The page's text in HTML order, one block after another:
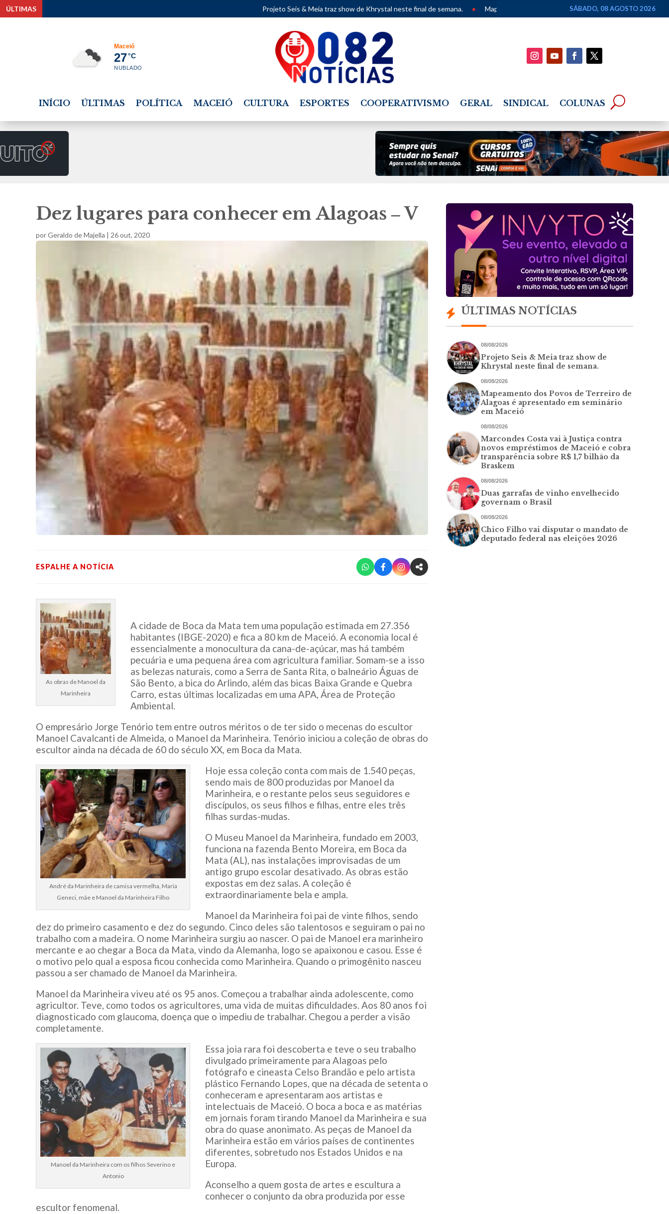
ÚLTIMAS Projeto Seis & Meia traz show de Khrystal neste final de semana. • Mapeamento dos Povos de Terreiro de Alagoas é apresentado em seminário
SÁBADO, 08 AGOSTO 2026
Maceió
27°C
NUBLADO
INÍCIO ÚLTIMAS POLÍTICA MACEIÓ CULTURA ESPORTES COOPERATIVISMO GERAL SINDICAL COLUNAS
Dez lugares para conhecer em Alagoas ‒ V
porGeraldo de Majella 26 out, 2020
ESPALHE A NOTÍCIA
As obras de Manoel da
Marinheira
A cidade de Boca da Mata tem uma população estimada em 27.356
habitantes (IBGE-2020) e fica a 80 km de Maceió. A economia local é
essencialmente a monocultura da cana-de-açúcar, mas há também
pecuária e uma pequena área com agricultura familiar. Somam-se a isso
as belezas naturais, como a Serra de Santa Rita, o balneário Águas de
São Bento, a bica do Arlindo, além das bicas Baixa Grande e Quebra
Carro, estas últimas localizadas em uma APA, Área de Proteção
Ambiental.
O empresário Jorge Tenório tem entre outros méritos o de ter sido o mecenas do escultor
Manoel Cavalcanti de Almeida, o Manoel da Marinheira. Tenório iniciou a coleção de obras do
escultor ainda na década de 60 do século XX, em Boca da Mata.
André da Marinheira de camisa vermelha, Maria
Geneci, mãe e Manoel da Marinheira Filho
Hoje essa coleção conta com mais de 1.540 peças,
sendo mais de 800 produzidas por Manoel da
Marinheira, e o restante pelos seus seguidores e
discípulos, os seus filhos e filhas, entre eles três
filhas surdas-mudas.
O Museu Manoel da Marinheira, fundado em 2003,
funciona na fazenda Bento Moreira, em Boca da
Mata (AL), nas instalações improvisadas de um
antigo grupo escolar desativado. As obras estão
expostas em dez salas. A coleção é
extraordinariamente bela e ampla.
Manoel da Marinheira foi pai de vinte filhos, sendo
dez do primeiro casamento e dez do segundo. Cinco deles são talentosos e seguiram o pai no
trabalho com a madeira. O nome Marinheira surgiu ao nascer. O pai de Manoel era marinheiro
mercante e ao chegar a Boca da Mata, vindo da Alemanha, logo se apaixonou e casou. Esse é
o motivo pelo qual a esposa ficou conhecida como Marinheira. Quando o primogênito nasceu
passou a ser chamado de Manoel da Marinheira.
Manoel da Marinheira viveu até os 95 anos. Começou a trabalhar ainda adolescente, como
agricultor. Teve, como todos os agricultores, uma vida de muitas dificuldades. Aos 80 anos foi
diagnosticado com glaucoma, doença que o impediu de trabalhar. Chegou a perder a visão
completamente.
Manoel da Marinheira com os filhos Severino e
Antonio
Essa joia rara foi descoberta e teve o seu trabalho
divulgado primeiramente para Alagoas pelo
fotógrafo e cineasta Celso Brandão e pelo artista
plástico Fernando Lopes, que na década de setenta o
conheceram e apresentaram aos artistas e
intelectuais de Maceió. O boca a boca e as matérias
em jornais foram tirando Manoel da Marinheira e sua
obra do quase anonimato. As peças de Manoel da
Marinheira estão em vários países de continentes
diferentes, sobretudo nos Estados Unidos e na
Europa.
Aconselho a quem gosta de artes e escultura a
conhecer o conjunto da obra produzida por esse
escultor fenomenal.
ÚLTIMAS NOTÍCIAS
08/08/2026
Projeto Seis & Meia traz show de
Khrystal neste final de semana.
08/08/2026
Mapeamento dos Povos de Terreiro de
Alagoas é apresentado em seminário
em Maceió
08/08/2026
Marcondes Costa vai à Justiça contra
novos empréstimos de Maceió e cobra
transparência sobre R$ 1,7 bilhão da
Braskem
08/08/2026
Duas garrafas de vinho envelhecido
governam o Brasil
08/08/2026
Chico Filho vai disputar o mandato de
deputado federal nas eleições 2026